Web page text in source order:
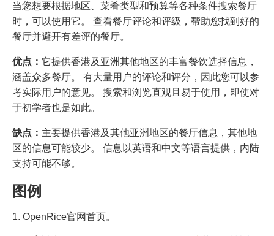
当您想要根据地区、菜肴类型和预算等各种条件搜索餐厅
时，可以使用它。 查看餐厅评论和评级，帮助您找到好的
餐厅并避开有差评的餐厅。
优点： 它提供香港及亚洲其他地区的丰富餐饮选择信息，
涵盖众多餐厅。 有大量用户的评论和评分，因此您可以参
考实际用户的意见。 搜索和浏览直观且易于使用，即使对
于初学者也是如此。
缺点： 主要提供香港及其他亚洲地区的餐厅信息，其他地
区的信息可能较少。 信息以英语和中文等语言提供，内陆
支持可能不够。
图例
1. OpenRice官网首页。